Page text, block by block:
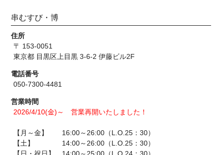
串むすび・博
住所
〒 153-0051
東京都 目黒区上目黒 3-6-2 伊藤ビル2F
電話番号
050-7300-4481
営業時間
2026/4/10(金)～ 営業再開いたしました！
【月～金】 16:00～26:00（L.O.25：30）
【土】 14:00～26:00（L.O.25：30）